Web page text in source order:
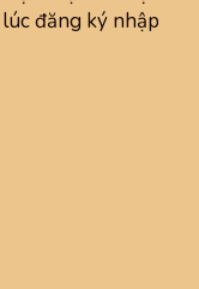
đăng ký nhập